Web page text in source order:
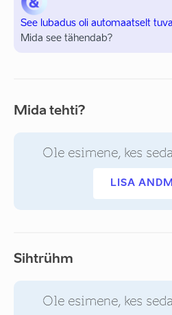
See lubadus oli automaatselt
Mida see tähendab?
Mida tehti?
Ole esimene, kes
LISA
Sihtrühm
Ole esimene, kes